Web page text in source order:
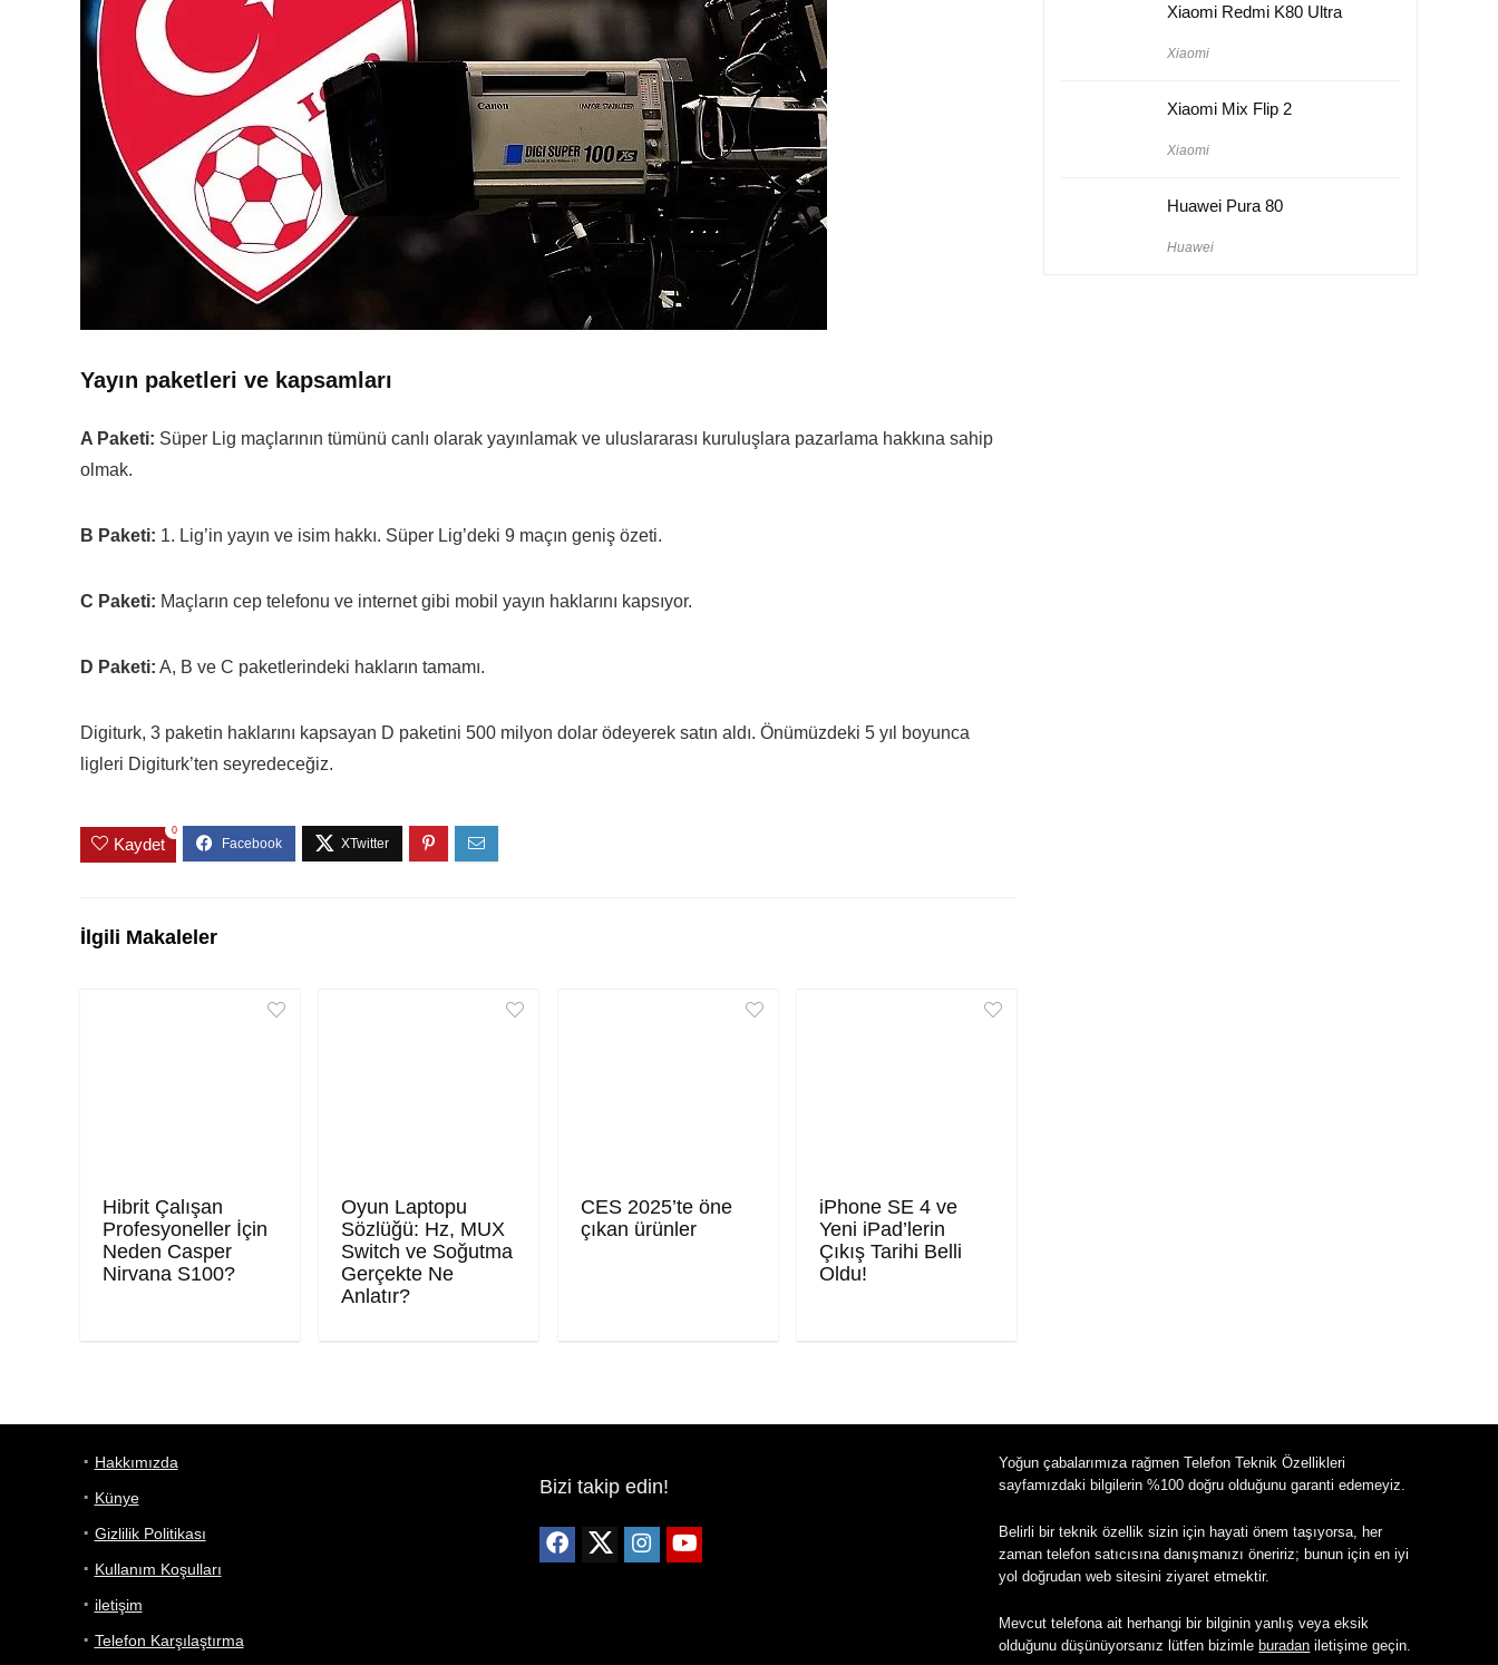
Yayın paketleri ve kapsamları
A Paketi: Süper Lig maçlarının tümünü canlı olarak yayınlamak ve uluslararası kuruluşlara pazarlama hakkına sahip
olmak.
B Paketi: 1. Lig’in yayın ve isim hakkı. Süper Lig’deki 9 maçın geniş özeti.
C Paketi: Maçların cep telefonu ve internet gibi mobil yayın haklarını kapsıyor.
D Paketi: A, B ve C paketlerindeki hakların tamamı.
Digiturk, 3 paketin haklarını kapsayan D paketini 500 milyon dolar ödeyerek satın aldı. Önümüzdeki 5 yıl boyunca
ligleri Digiturk’ten seyredeceğiz.
Kaydet
0
İlgili Makaleler
Hibrit Çalışan
Profesyoneller İçin
Neden Casper
Nirvana S100?
Oyun Laptopu
Sözlüğü: Hz, MUX
Switch ve Soğutma
Gerçekte Ne
Anlatır?
CES 2025’te öne
çıkan ürünler
iPhone SE 4 ve
Yeni iPad’lerin
Çıkış Tarihi Belli
Oldu!
Xiaomi Redmi K80 Ultra
Xiaomi
Xiaomi Mix Flip 2
Xiaomi
Huawei Pura 80
Huawei
Hakkımızda
Künye
Gizlilik Politikası
Kullanım Koşulları
iletişim
Telefon Karşılaştırma
Bizi takip edin!
Yoğun çabalarımıza rağmen Telefon Teknik Özellikleri
sayfamızdaki bilgilerin %100 doğru olduğunu garanti edemeyiz.
Belirli bir teknik özellik sizin için hayati önem taşıyorsa, her
zaman telefon satıcısına danışmanızı öneririz; bunun için en iyi
yol doğrudan web sitesini ziyaret etmektir.
Mevcut telefona ait herhangi bir bilginin yanlış veya eksik
olduğunu düşünüyorsanız lütfen bizimleburadan iletişime geçin.